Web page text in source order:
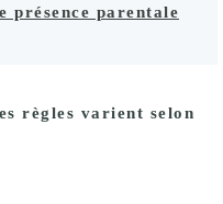
présence parentale
règles varient selon